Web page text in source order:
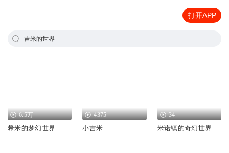
打开APP
吉米的世界
6.5万
希米的梦幻世界
4375
小吉米
34
米诺镇的奇幻世界